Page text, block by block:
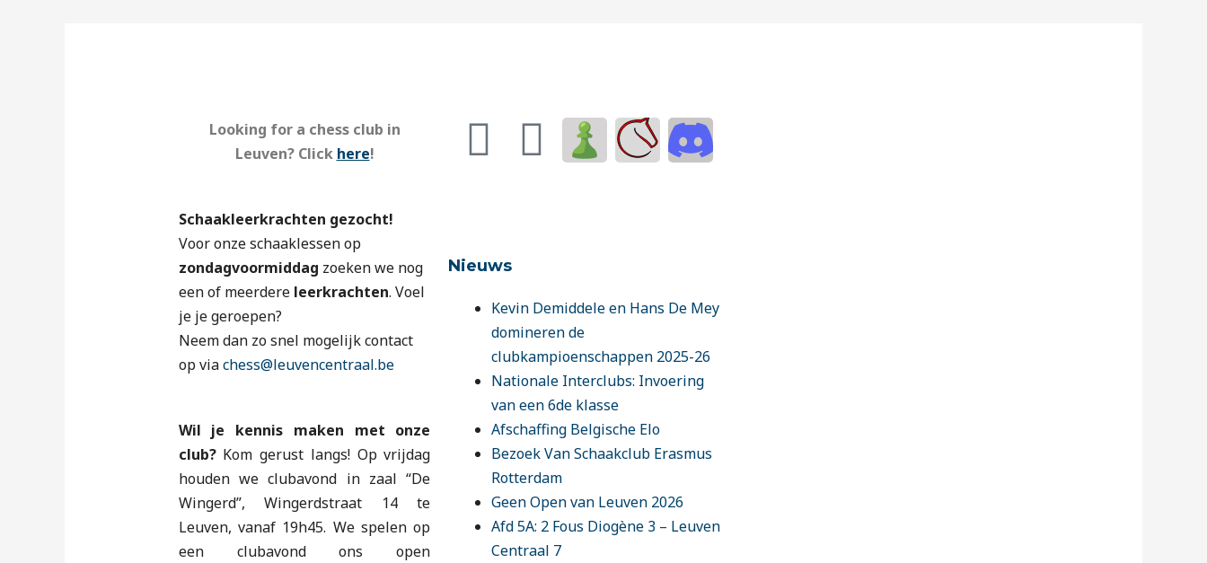
Looking for a chess club in
Leuven? Click here!
Schaakleerkrachten gezocht!
Voor onze schaaklessen op
zondagvoormiddag zoeken we nog
een of meerdere leerkrachten. Voel
je je geroepen?
Neem dan zo snel mogelijk contact
op viachess@leuvencentraal.be
Wil je kennis maken met onze
club? Kom gerust langs! Op vrijdag
houden we clubavond in zaal “De
Wingerd”, Wingerdstraat 14 te
Leuven, vanaf 19h45. We spelen op
een clubavond ons open
F
e
b
o
o
k
I
a
g
r
a
m
Nieuws
Kevin Demiddele en Hans De Mey
domineren de
clubkampioenschappen 2025-26
Nationale Interclubs: Invoering
van een 6de klasse
Afschaffing Belgische Elo
Bezoek Van Schaakclub Erasmus
Rotterdam
Geen Open van Leuven 2026
Afd 5A: 2 Fous Diogène 3 – Leuven
Centraal 7